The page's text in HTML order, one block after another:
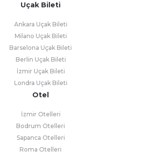
Uçak Bileti
Ankara Uçak Bileti
Milano Uçak Bileti
Barselona Uçak Bileti
Berlin Uçak Bileti
İzmir Uçak Bileti
Londra Uçak Bileti
Otel
İzmir Otelleri
Bodrum Otelleri
Sapanca Otelleri
Roma Otelleri